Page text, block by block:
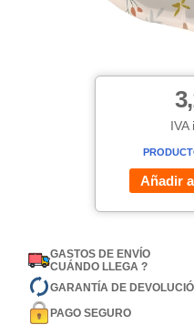
IVA
Añadir
GASTOS DE ENVÍO
CUÁNDO LLEGA ?
GARANTÍA DE
PAGO SEGURO